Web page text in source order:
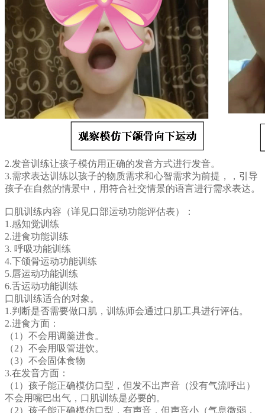
2.发音训练让孩子模仿用正确的发音方式进行发音。
3.需求表达训练以孩子的物质需求和心智需求为前提，，引导
孩子在自然的情景中，用符合社交情景的语言进行需求表达。
口肌训练内容（详见口部运动功能评估表）：
1.感知觉训练
2.进食功能训练
3. 呼吸功能训练
4.下颌骨运动功能训练
5.唇运动功能训练
6.舌运动功能训练
口肌训练适合的对象。
1.判断是否需要做口肌，训练师会通过口肌工具进行评估。
2.进食方面：
（1）不会用调羹进食。
（2）不会用吸管进饮。
（3）不会固体食物
3.在发音方面：
（1）孩子能正确模仿口型，但发不出声音（没有气流呼出）
不会用嘴巴出气，口肌训练是必要的。
（2）孩子能正确模仿口型，有声音，但声音小（气息微弱，